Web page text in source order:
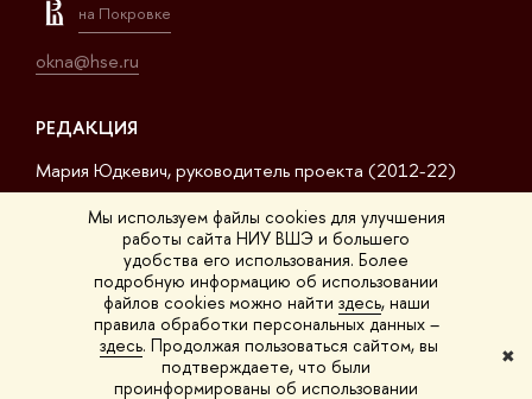
Мы используем файлы cookies для улучшения
работы сайта НИУ ВШЭ и большего
удобства его использования. Более
подробную информацию об использовании
файлов cookies можно найти здесь, наши
правила обработки персональных данных –
здесь. Продолжая пользоваться сайтом, вы
подтверждаете, что были
проинформированы об использовании
✖
на Покровке
okna@hse.ru
РЕДАКЦИЯ
Мария Юдкевич, руководитель проекта (2012-22)
Дмитрий Дагаев, руководитель проекта (2022-23)
Сергей Матвеев, шеф-редактор (2017-23)
Арсений Кустов, редактор сайта
Владимир Селивёрстов, обозреватель
Анна Шестакова, обозреватель